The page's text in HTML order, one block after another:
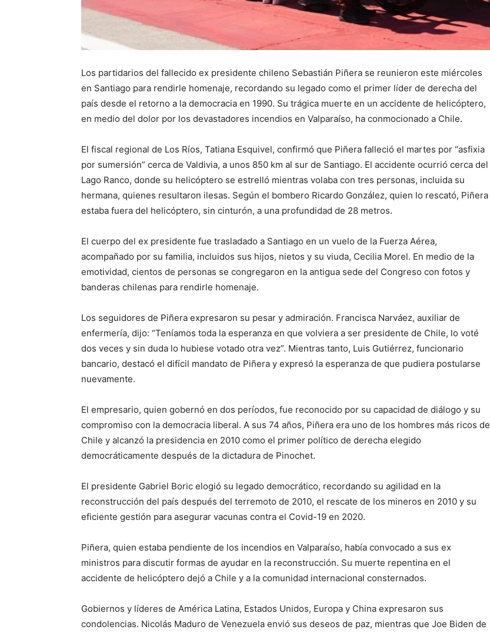
Los partidarios del fallecido ex presidente chileno Sebastián Piñera se reunieron este miércoles
en Santiago para rendirle homenaje, recordando su legado como el primer líder de derecha del
país desde el retorno a la democracia en 1990. Su trágica muerte en un accidente de helicóptero,
en medio del dolor por los devastadores incendios en Valparaíso, ha conmocionado a Chile.
El fiscal regional de Los Ríos, Tatiana Esquivel, confirmó que Piñera falleció el martes por “asfixia
por sumersión” cerca de Valdivia, a unos 850 km al sur de Santiago. El accidente ocurrió cerca del
Lago Ranco, donde su helicóptero se estrelló mientras volaba con tres personas, incluida su
hermana, quienes resultaron ilesas. Según el bombero Ricardo González, quien lo rescató, Piñera
estaba fuera del helicóptero, sin cinturón, a una profundidad de 28 metros.
El cuerpo del ex presidente fue trasladado a Santiago en un vuelo de la Fuerza Aérea,
acompañado por su familia, incluidos sus hijos, nietos y su viuda, Cecilia Morel. En medio de la
emotividad, cientos de personas se congregaron en la antigua sede del Congreso con fotos y
banderas chilenas para rendirle homenaje.
Los seguidores de Piñera expresaron su pesar y admiración. Francisca Narváez, auxiliar de
enfermería, dijo: “Teníamos toda la esperanza en que volviera a ser presidente de Chile, lo voté
dos veces y sin duda lo hubiese votado otra vez”. Mientras tanto, Luis Gutiérrez, funcionario
bancario, destacó el difícil mandato de Piñera y expresó la esperanza de que pudiera postularse
nuevamente.
El empresario, quien gobernó en dos períodos, fue reconocido por su capacidad de diálogo y su
compromiso con la democracia liberal. A sus 74 años, Piñera era uno de los hombres más ricos de
Chile y alcanzó la presidencia en 2010 como el primer político de derecha elegido
democráticamente después de la dictadura de Pinochet.
El presidente Gabriel Boric elogió su legado democrático, recordando su agilidad en la
reconstrucción del país después del terremoto de 2010, el rescate de los mineros en 2010 y su
eficiente gestión para asegurar vacunas contra el Covid-19 en 2020.
Piñera, quien estaba pendiente de los incendios en Valparaíso, había convocado a sus ex
ministros para discutir formas de ayudar en la reconstrucción. Su muerte repentina en el
accidente de helicóptero dejó a Chile y a la comunidad internacional consternados.
Gobiernos y líderes de América Latina, Estados Unidos, Europa y China expresaron sus
condolencias. Nicolás Maduro de Venezuela envió sus deseos de paz, mientras que Joe Biden de